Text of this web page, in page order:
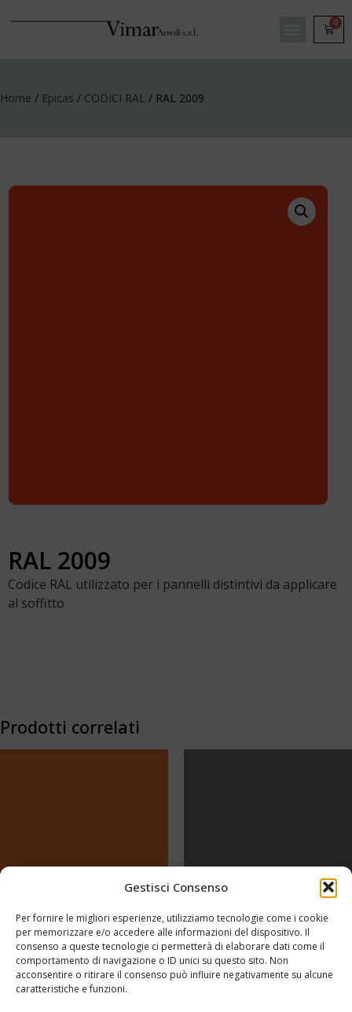
Gestisci Consenso
Per fornire le migliori esperienze, utilizziamo tecnologie come i cookie
per memorizzare e/o accedere alle informazioni del dispositivo. Il
consenso a queste tecnologie ci permetterà di elaborare dati come il
comportamento di navigazione o ID unici su questo sito. Non
acconsentire o ritirare il consenso può influire negativamente su alcune
caratteristiche e funzioni.
0
Home / Epicas / CODICI RAL / RAL 2009
RAL 2009
Codice RAL utilizzato per i pannelli distintivi da applicare
al soffitto
Prodotti correlati
PANTONE 1585
Aggiungi al preventivo
RAL 7036
Aggiungi al preventivo